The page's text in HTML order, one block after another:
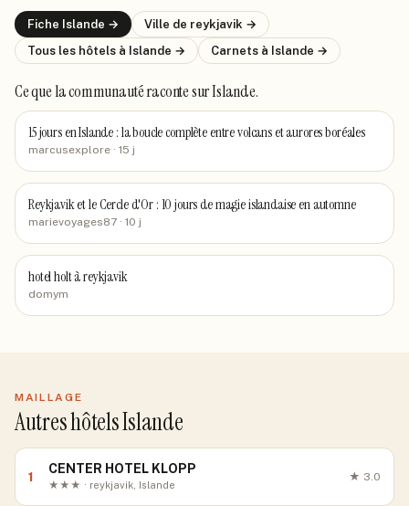
Fiche Islande → Ville de reykjavik →
Tous les hôtels à Islande → Carnets à Islande →
Ce que la communauté racontesur Islande.
15 jours en Islande : la boucle complète entre volcans et aurores boréales
marcusexplore · 15 j
Reykjavik et le Cercle d'Or : 10 jours de magie islandaise en automne
marievoyages87 · 10 j
hotel holt à reykjavik
domym
MAILLAGE
Autres hôtels Islande
1
CENTER HOTEL KLOPP
★★★ · reykjavik, Islande
★ 3.0